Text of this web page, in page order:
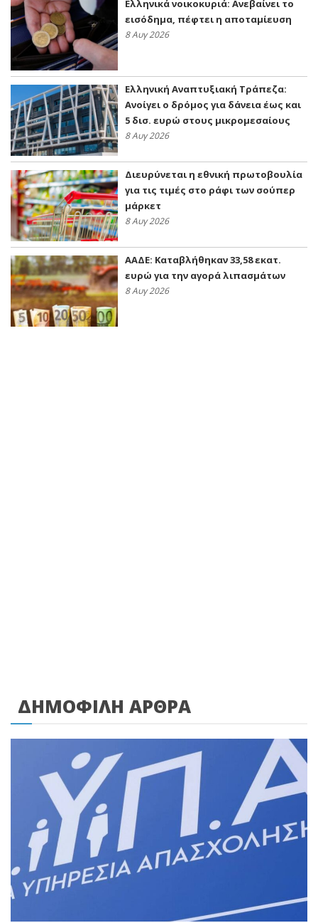
Ελληνικά νοικοκυριά: Ανεβαίνει το
εισόδημα, πέφτει η αποταμίευση
8 Αυγ 2026
Ελληνική Αναπτυξιακή Τράπεζα:
Ανοίγει ο δρόμος για δάνεια έως και
5 δισ. ευρώ στους μικρομεσαίους
8 Αυγ 2026
Διευρύνεται η εθνική πρωτοβουλία
για τις τιμές στο ράφι των σούπερ
μάρκετ
8 Αυγ 2026
ΑΑΔΕ: Kαταβλήθηκαν 33,58 εκατ.
ευρώ για την αγορά λιπασμάτων
8 Αυγ 2026
ΔΗΜΟΦΙΛΗ ΑΡΘΡΑ